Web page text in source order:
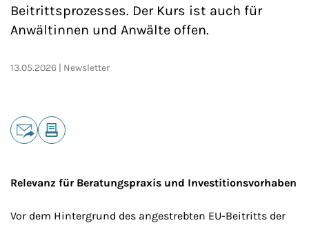
Beitrittsprozesses. Der Kurs ist auch für
Anwältinnen und Anwälte offen.
13.05.2026 Newsletter
Teilen
Relevanz für Beratungspraxis und Investitionsvorhaben
Vor dem Hintergrund des angestrebten EU-Beitritts der